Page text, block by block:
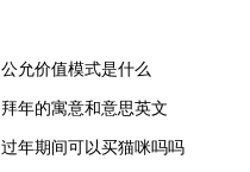
公允价值模式是什么
拜年的寓意和意思英文
过年期间可以买猫咪吗吗